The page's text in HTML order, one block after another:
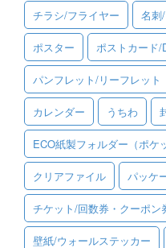
デザイン制作例
ご利用料金
ご利用ガイド
ご利用の流れ
ご注文方法につい
キャンセルについ
FAQ（よくある
チラシ/フライヤー 名刺
ポスター ポストカード/
パンフレット/リーフレット
カレンダー うちわ
ECO紙製フォルダー（ポケ
クリアファイル パッケ
チケット/回数券・クーポン
壁紙/ウォールステッカー